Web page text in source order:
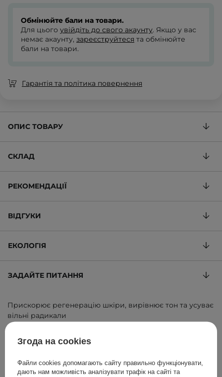
Обмінюйте бали на товари.
Для цього увійдіть до свого акаунту. Якщо у вас
немає акаунту, зареєструйтеся та обмінюйте
бали на товари.
Гарантія та політика повернення
ОПИС ТОВАРУ
СКЛАД
РЕКОМЕНДАЦІЇ
ВІДГУКИ
ЕКОЛОГІЯ
ЗАДАЙТЕ ПИТАННЯ
Прискорює регенерацію шкіри, вирівнює тон та усуває
вільні радикали
ID товару: 13097
Згода на cookies
Файли cookies допомагають сайту правильно функціонувати,
дають нам можливість аналізувати трафік на сайті та